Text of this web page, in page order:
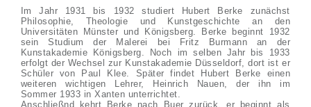
Im Jahr 1931 bis 1932 studiert Hubert Berke zunächst
Philosophie, Theologie und Kunstgeschichte an den
Universitäten Münster und Königsberg. Berke beginnt 1932
sein Studium der Malerei bei Fritz Burmann an der
Kunstakademie Königsberg. Noch im selben Jahr bis 1933
erfolgt der Wechsel zur Kunstakademie Düsseldorf, dort ist er
Schüler von Paul Klee. Später findet Hubert Berke einen
weiteren wichtigen Lehrer, Heinrich Nauen, der ihn im
Sommer 1933 in Xanten unterrichtet.
Anschließnd kehrt Berke nach Buer zurück, er beginnt als